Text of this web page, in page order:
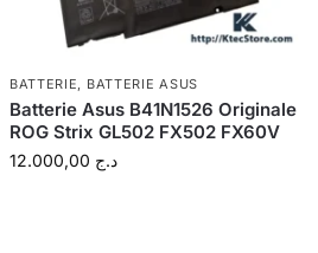
BATTERIE, BATTERIE ASUS
Batterie Asus B41N1526 Originale
ROG Strix GL502 FX502 FX60V
د.ج